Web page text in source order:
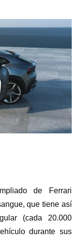
de Ferrari
que tiene así
(cada 20.000
durante sus